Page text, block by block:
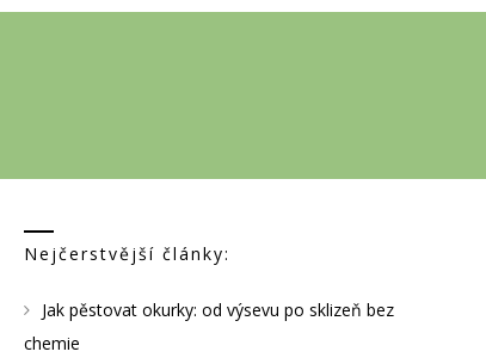
Nejčerstvější články:
Jak pěstovat okurky: od výsevu po sklizeň bez
chemie